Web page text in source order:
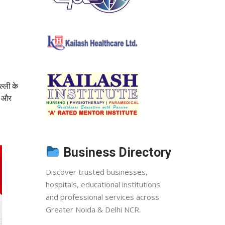
के
और
Business Directory
Discover trusted businesses,
hospitals, educational institutions
and professional services across
Greater Noida & Delhi NCR.